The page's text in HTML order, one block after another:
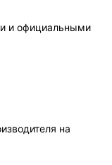
и официальными
на